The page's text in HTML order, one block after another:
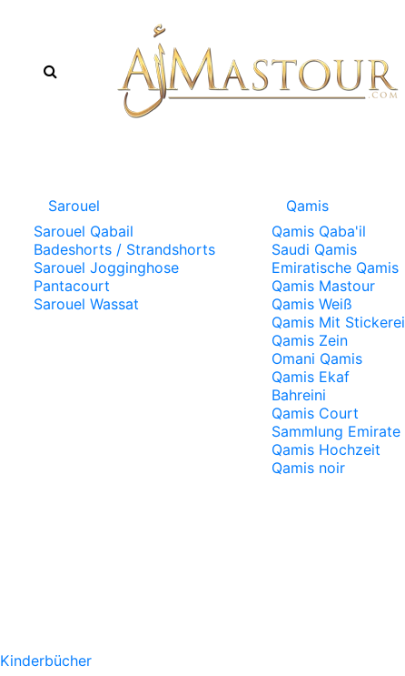
Sarouel
Sarouel Qabail
Badeshorts / Strandshorts
Sarouel Jogginghose
Pantacourt
Sarouel Wassat
Qamis
Qamis Qaba'il
Saudi Qamis
Emiratische Qamis
Qamis Mastour
Qamis Weiß
Qamis Mit Stickerei
Qamis Zein
Omani Qamis
Qamis Ekaf
Bahreini
Qamis Court
Sammlung Emirate
Qamis Hochzeit
Qamis noir
Kinderbücher